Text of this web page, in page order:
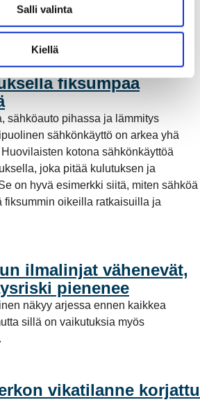
Salli valinta
Kiellä
myrskyille alttiita ilmalinjoja.
fiksumpaa
sähköauto pihassa ja lämmitys
sähkönkäyttö on arkea yhä
kotona sähkönkäyttöä
joka pitää kulutuksen ja
on hyvä esimerkki siitä, miten sähköä
fiksummin oikeilla ratkaisuilla ja
ilmalinjat vähenevät,
pienenee
näkyy arjessa ennen kaikkea
sillä on vaikutuksia myös
vikatilanne korjattu